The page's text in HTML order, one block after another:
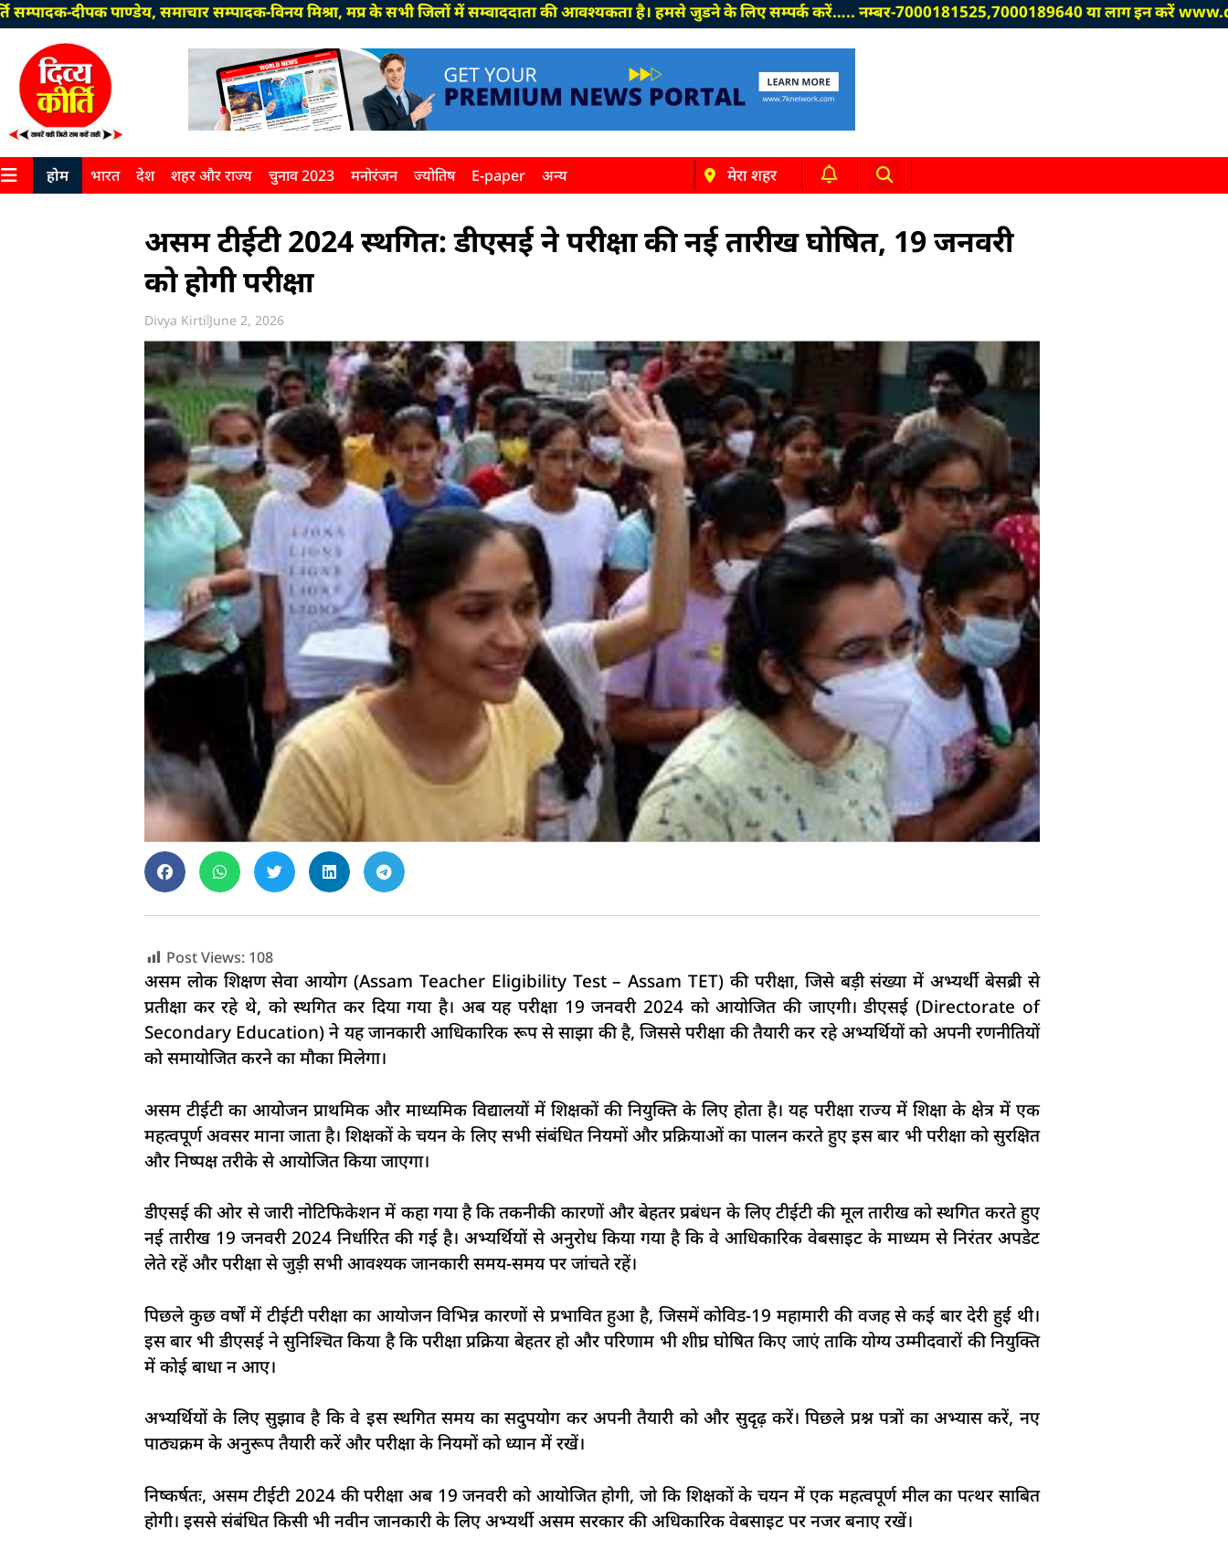
पाण्डेय, समाचार सम्पादक-विनय मिश्रा, मप्र के सभी जिलों में सम्वाददाता की आवश्यकता है। हमसे जुडने के लिए सम्पर्क करें….. नम्बर-7000181525,7000189640 या लाग इन करें
होम भारत देश शहर और राज्य चुनाव 2023 मनोरंजन ज्योतिष E-paper अन्य मेरा शहर
असम टीईटी 2024 स्थगित: डीएसई ने परीक्षा की नई तारीख घोषित, 19 जनवरी
को होगी परीक्षा
Divya Kirti June 2, 2026
Post Views: 108
असम लोक शिक्षण सेवा आयोग (Assam Teacher Eligibility Test – Assam TET) की परीक्षा, जिसे बड़ी संख्या में अभ्यर्थी बेसब्री से
प्रतीक्षा कर रहे थे, को स्थगित कर दिया गया है। अब यह परीक्षा 19 जनवरी 2024 को आयोजित की जाएगी। डीएसई (Directorate of
Secondary Education) ने यह जानकारी आधिकारिक रूप से साझा की है, जिससे परीक्षा की तैयारी कर रहे अभ्यर्थियों को अपनी रणनीतियों
को समायोजित करने का मौका मिलेगा।
असम टीईटी का आयोजन प्राथमिक और माध्यमिक विद्यालयों में शिक्षकों की नियुक्ति के लिए होता है। यह परीक्षा राज्य में शिक्षा के क्षेत्र में एक
महत्वपूर्ण अवसर माना जाता है। शिक्षकों के चयन के लिए सभी संबंधित नियमों और प्रक्रियाओं का पालन करते हुए इस बार भी परीक्षा को सुरक्षित
और निष्पक्ष तरीके से आयोजित किया जाएगा।
डीएसई की ओर से जारी नोटिफिकेशन में कहा गया है कि तकनीकी कारणों और बेहतर प्रबंधन के लिए टीईटी की मूल तारीख को स्थगित करते हुए
नई तारीख 19 जनवरी 2024 निर्धारित की गई है। अभ्यर्थियों से अनुरोध किया गया है कि वे आधिकारिक वेबसाइट के माध्यम से निरंतर अपडेट
लेते रहें और परीक्षा से जुड़ी सभी आवश्यक जानकारी समय-समय पर जांचते रहें।
पिछले कुछ वर्षों में टीईटी परीक्षा का आयोजन विभिन्न कारणों से प्रभावित हुआ है, जिसमें कोविड-19 महामारी की वजह से कई बार देरी हुई थी।
इस बार भी डीएसई ने सुनिश्चित किया है कि परीक्षा प्रक्रिया बेहतर हो और परिणाम भी शीघ्र घोषित किए जाएं ताकि योग्य उम्मीदवारों की नियुक्ति
में कोई बाधा न आए।
अभ्यर्थियों के लिए सुझाव है कि वे इस स्थगित समय का सदुपयोग कर अपनी तैयारी को और सुदृढ़ करें। पिछले प्रश्न पत्रों का अभ्यास करें, नए
पाठ्यक्रम के अनुरूप तैयारी करें और परीक्षा के नियमों को ध्यान में रखें।
निष्कर्षतः, असम टीईटी 2024 की परीक्षा अब 19 जनवरी को आयोजित होगी, जो कि शिक्षकों के चयन में एक महत्वपूर्ण मील का पत्थर साबित
होगी। इससे संबंधित किसी भी नवीन जानकारी के लिए अभ्यर्थी असम सरकार की अधिकारिक वेबसाइट पर नजर बनाए रखें।